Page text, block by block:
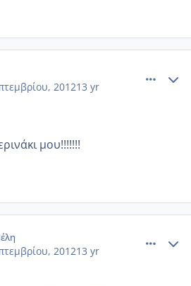
201213 yr
μου!!!!!!!
201213 yr